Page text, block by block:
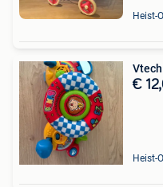
Heist-
€
Heist-